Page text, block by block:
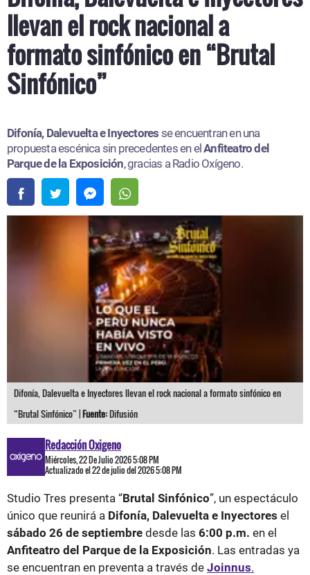
llevan el rock nacional a
formato sinfónico en “Brutal
Sinfónico”
Difonía, Dalevuelta e Inyectores se encuentran en una
propuesta escénica sin precedentes en elAnfiteatro del
Parque de la Exposición, gracias a Radio Oxígeno.
Difonía, Dalevuelta e Inyectores llevan el rock nacional a formato sinfónico en
“Brutal Sinfónico” |Fuente:Difusión
Redacción Oxigeno
Miércoles, 22 De Julio 2026 5:08 PM
Actualizado el 22 de julio del 2026 5:08 PM
Studio Tres presenta “Brutal Sinfónico”, un espectáculo
único que reunirá a Difonía, Dalevuelta e Inyectores el
sábado 26 de septiembre desde las 6:00 p.m. en el
Anfiteatro del Parque de la Exposición. Las entradas ya
se encuentran en preventa a través de Joinnus.